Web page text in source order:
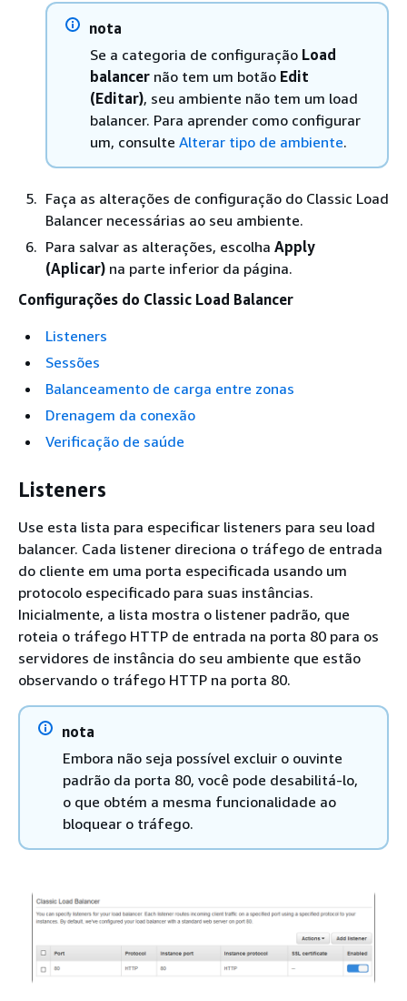
nota
Se a categoria de configuração Load
balancer não tem um botão Edit
(Editar), seu ambiente não tem um load
balancer. Para aprender como configurar
um, consulte Alterar tipo de ambiente.
Faça as alterações de configuração do Classic Load
Balancer necessárias ao seu ambiente.
Para salvar as alterações, escolha Apply
(Aplicar) na parte inferior da página.
Configurações do Classic Load Balancer
Listeners
Sessões
Balanceamento de carga entre zonas
Drenagem da conexão
Verificação de saúde
Listeners
Use esta lista para especificar listeners para seu load
balancer. Cada listener direciona o tráfego de entrada
do cliente em uma porta especificada usando um
protocolo especificado para suas instâncias.
Inicialmente, a lista mostra o listener padrão, que
roteia o tráfego HTTP de entrada na porta 80 para os
servidores de instância do seu ambiente que estão
observando o tráfego HTTP na porta 80.
nota
Embora não seja possível excluir o ouvinte
padrão da porta 80, você pode desabilitá-lo,
o que obtém a mesma funcionalidade ao
bloquear o tráfego.